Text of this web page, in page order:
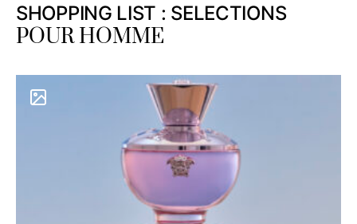
SHOPPING LIST : SELECTIONS
POUR HOMME